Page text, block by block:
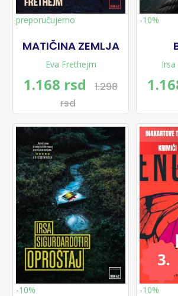
preporučujemo
MATIČINA ZEMLJA
Eva Frethejm
1.168 rsd
1.298
rsd
-10%
-10% -10%